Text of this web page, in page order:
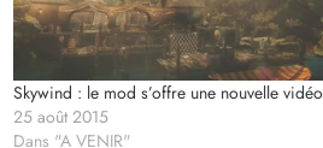
Skywind : le mod s’offre une nouvelle vidéo
25 août 2015
Dans "A VENIR"